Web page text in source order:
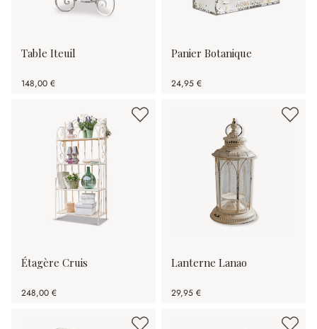
Table Iteuil
148,00 €
Panier Botanique
24,95 €
Étagère Cruis
248,00 €
Lanterne Lanao
29,95 €